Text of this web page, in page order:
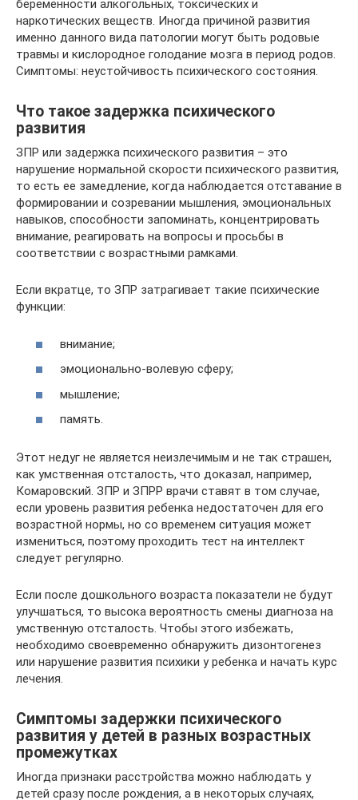
беременности алкогольных, токсических и
наркотических веществ. Иногда причиной развития
именно данного вида патологии могут быть родовые
травмы и кислородное голодание мозга в период родов.
Симптомы: неустойчивость психического состояния.
Что такое задержка психического
развития
ЗПР или задержка психического развития – это
нарушение нормальной скорости психического развития,
то есть ее замедление, когда наблюдается отставание в
формировании и созревании мышления, эмоциональных
навыков, способности запоминать, концентрировать
внимание, реагировать на вопросы и просьбы в
соответствии с возрастными рамками.
Если вкратце, то ЗПР затрагивает такие психические
функции:
внимание;
эмоционально-волевую сферу;
мышление;
память.
Этот недуг не является неизлечимым и не так страшен,
как умственная отсталость, что доказал, например,
Комаровский. ЗПР и ЗПРР врачи ставят в том случае,
если уровень развития ребенка недостаточен для его
возрастной нормы, но со временем ситуация может
измениться, поэтому проходить тест на интеллект
следует регулярно.
Если после дошкольного возраста показатели не будут
улучшаться, то высока вероятность смены диагноза на
умственную отсталость. Чтобы этого избежать,
необходимо своевременно обнаружить дизонтогенез
или нарушение развития психики у ребенка и начать курс
лечения.
Симптомы задержки психического
развития у детей в разных возрастных
промежутках
Иногда признаки расстройства можно наблюдать у
детей сразу после рождения, а в некоторых случаях,